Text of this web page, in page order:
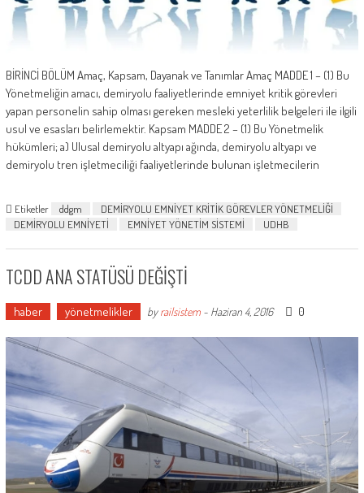
BİRİNCİ BÖLÜM Amaç, Kapsam, Dayanak ve Tanımlar Amaç MADDE 1 – (1) Bu
Yönetmeliğin amacı, demiryolu faaliyetlerinde emniyet kritik görevleri
yapan personelin sahip olması gereken mesleki yeterlilik belgeleri ile ilgili
usul ve esasları belirlemektir. Kapsam MADDE 2 – (1) Bu Yönetmelik
hükümleri; a) Ulusal demiryolu altyapı ağında, demiryolu altyapı ve
demiryolu tren işletmeciliği faaliyetlerinde bulunan işletmecilerin
Etiketler ddgm
DEMİRYOLU EMNİYET KRİTİK GÖREVLER YÖNETMELİĞİ
DEMİRYOLU EMNİYETİ
EMNİYET YÖNETİM SİSTEMİ UDHB
TCDD ANA STATÜSÜ DEĞİŞTİ
haber yönetmelikler byrailsistem- Haziran 4, 2016 0